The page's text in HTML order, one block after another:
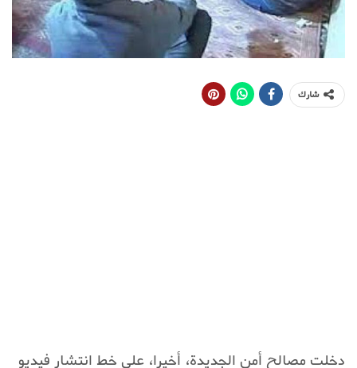
شارك
دخلت مصالح أمن الجديدة، أخيرا، على خط انتشار فيديو